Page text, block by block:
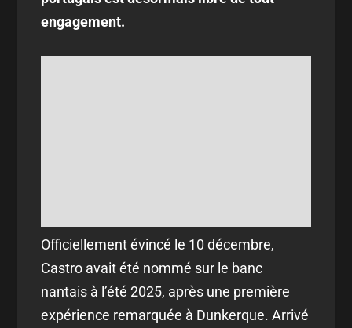
engagement.
Officiellement évincé le 10 décembre,
Castro avait été nommé sur le banc
nantais à l’été 2025, après une première
expérience remarquée à Dunkerque. Arrivé